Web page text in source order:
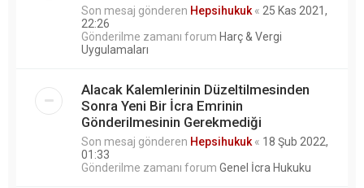
Son mesaj gönderen Hepsihukuk « 25 Kas 2021,
22:26
Gönderilme zamanı forum Harç & Vergi
Uygulamaları
Alacak Kalemlerinin Düzeltilmesinden
Sonra Yeni Bir İcra Emrinin
Gönderilmesinin Gerekmediği
Son mesaj gönderen Hepsihukuk « 18 Şub 2022,
01:33
Gönderilme zamanı forum Genel İcra Hukuku